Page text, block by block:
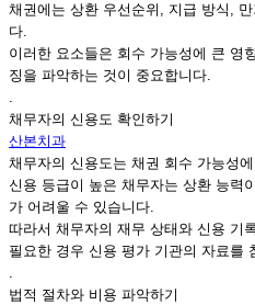
채권에는 상환 우선순위, 지급 방식,
다.
이러한 요소들은 회수 가능성에 큰 영
징을 파악하는 것이 중요합니다.
.
채무자의 신용도 확인하기
산본치과
채무자의 신용도는 채권 회수 가능성
신용 등급이 높은 채무자는 상환 능력
가 어려울 수 있습니다.
따라서 채무자의 재무 상태와 신용 기
필요한 경우 신용 평가 기관의 자료를
.
법적 절차와 비용 파악하기